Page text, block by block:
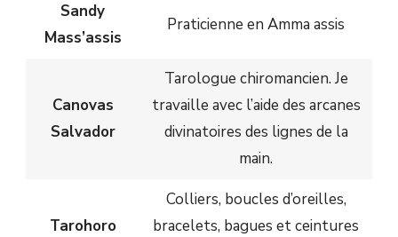
Sandy
Mass’assis
Praticienne en Amma assis
Canovas
Salvador
Tarologue chiromancien. Je
travaille avec l’aide des arcanes
divinatoires des lignes de la
main.
Tarohoro
Colliers, boucles d’oreilles,
bracelets, bagues et ceintures